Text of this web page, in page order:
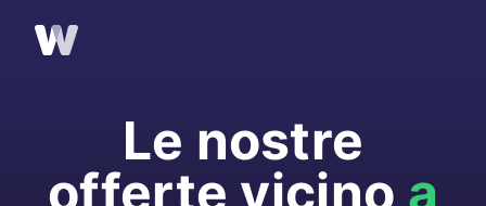
Le nostre
offerte vicino a